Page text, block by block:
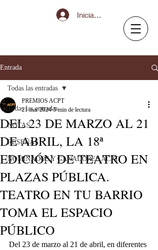
Iniciar sesión
Entrada
Todas las entradas
NOTAS
RESEÑAS
NOMINADOS Y GANADORES ACPT
Todas las entradas
DEL 23 DE MARZO AL 21
DE ABRIL, LA 18ª
EDICIÓN DE TEATRO EN
PLAZAS PÚBLICA.
TEATRO EN TU BARRIO
TOMA EL ESPACIO
PÚBLICO
PREMIOS ACPT
21 mar 2024 5 min de lectura
Del 23 de marzo al 21 de abril, en diferentes